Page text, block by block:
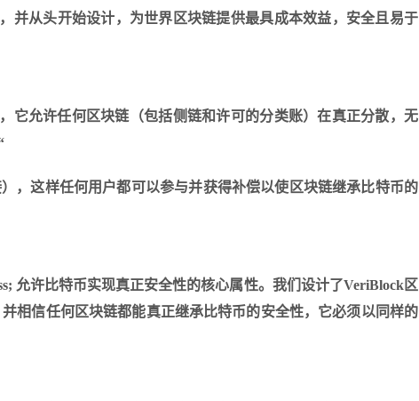
并从头开始设计，为世界区块链提供最具成本效益，安全且易于
它允许任何区块链（包括侧链和许可的分类账）在真正分散，无
，这样任何用户都可以参与并获得补偿以使区块链继承比特币的
允许比特币实现真正安全性的核心属性。我们设计了VeriBlock区
相信任何区块链都能真正继承比特币的安全性，它必须以同样的